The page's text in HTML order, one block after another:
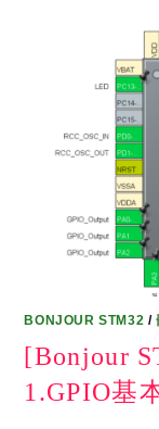
BONJOUR STM32 /
[Bonjour
1.GPIO基